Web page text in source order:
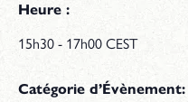
Heure :
15h30 - 17h00 CEST
Catégorie d’Évènement: